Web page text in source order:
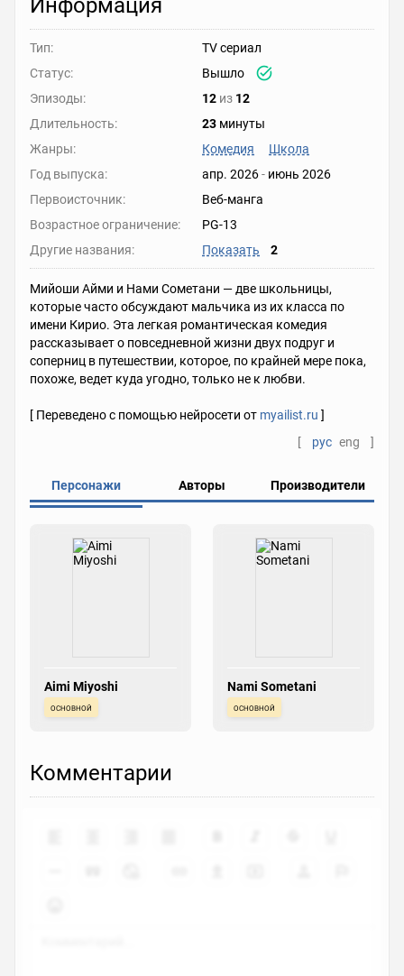
Информация
Тип:
TV сериал
Статус:
Вышло
Эпизоды:
12 из 12
Длительность:
23 минуты
Жанры:
Комедия
Школа
Год выпуска:
апр. 2026- июнь 2026
Первоисточник:
Веб-манга
Возрастное ограничение:
PG-13
Другие названия:
Показать 2
Мийоши Айми и Нами Сометани — две школьницы,
которые часто обсуждают мальчика из их класса по
имени Кирио. Эта легкая романтическая комедия
рассказывает о повседневной жизни двух подруг и
соперниц в путешествии, которое, по крайней мере пока,
похоже, ведет куда угодно, только не к любви.
[ Переведено с помощью нейросети от myailist.ru ]
[
рус eng ]
Персонажи Авторы Производители
Aimi Miyoshi
основной
Nami Sometani
основной
Комментарии